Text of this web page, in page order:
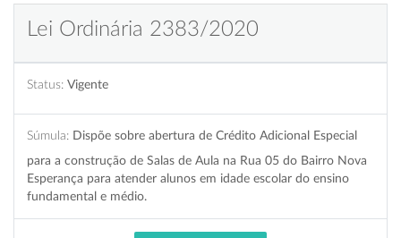
Lei Ordinária 2383/2020
Status: Vigente
Súmula: Dispõe sobre abertura de Crédito Adicional Especial
para a construção de Salas de Aula na Rua 05 do Bairro Nova
Esperança para atender alunos em idade escolar do ensino
fundamental e médio.